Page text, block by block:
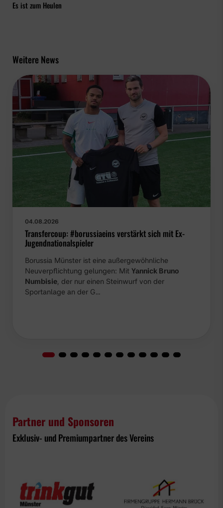
Es ist zum Heulen
Weitere News
04.08.2026
Transfercoup: #borussiaeins verstärkt sich mit Ex-
Jugendnationalspieler
Borussia Münster ist eine außergewöhnliche
Neuverpflichtung gelungen: Mit Yannick Bruno
Numbisie , der nur einen Steinwurf von der
Sportanlage an der G…
Partner und Sponsoren
Exklusiv- und Premiumpartner des Vereins